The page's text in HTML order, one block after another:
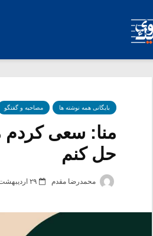
بایگانی همه نوشته ها مصاحبه و گفتگو
منا: سعی کردم
حل کنم
محمدرضا مقدم ۲۹ اردیبهشت ۱۴۰۳